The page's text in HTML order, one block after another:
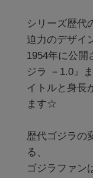
シリーズ歴代
迫力のデザイ
1954年に公開
ジラ －1.0』
イトルと身長
ます☆
歴代ゴジラの
る、
ゴジラファン